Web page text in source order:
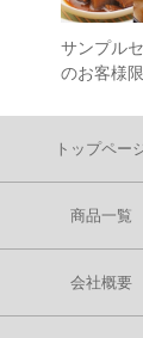
サンプル
のお客様
トップペー
商品一覧
会社概要